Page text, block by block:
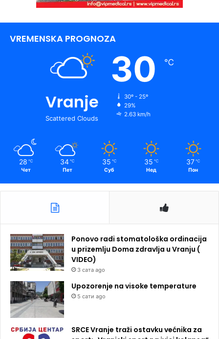
VREMENSKA PROGNOZA
Vranje
Scattered Clouds
30 ℃
30º - 25º
29%
2.63 km/h
28 ℃
Чет
34 ℃
Пет
35 ℃
Суб
35 ℃
Нед
37 ℃
Пон
Ponovo radi stomatološka ordinacija
u prizemlju Doma zdravlja u Vranju (
VIDEO)
3 сата ago
Upozorenje na visoke temperature
5 сати ago
SRCE Vranje traži ostavku većnika za